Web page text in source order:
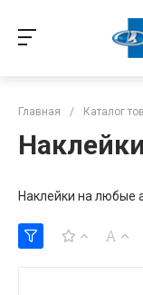
Главная / Каталог
Наклейки
Наклейки на любые